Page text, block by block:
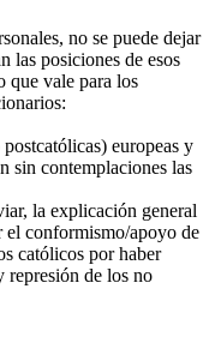
no se puede dejar
las posiciones de esos
que vale para los
europeas y
sin contemplaciones las
la explicación general
el conformismo/apoyo de
católicos por haber
represión de los no